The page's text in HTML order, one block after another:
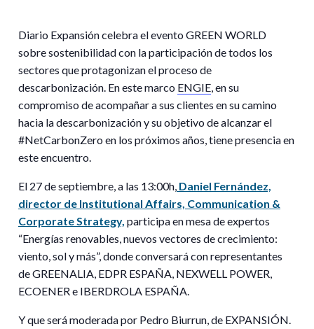
Diario Expansión celebra el evento GREEN WORLD
sobre sostenibilidad con la participación de todos los
sectores que protagonizan el proceso de
descarbonización. En este marco ENGIE, en su
compromiso de acompañar a sus clientes en su camino
hacia la descarbonización y su objetivo de alcanzar el
#NetCarbonZero en los próximos años, tiene presencia en
este encuentro.
El 27 de septiembre, a las 13:00h, Daniel Fernández,
director de Institutional Affairs, Communication &
Corporate Strategy, participa en mesa de expertos
“Energías renovables, nuevos vectores de crecimiento:
viento, sol y más”, donde conversará con representantes
de GREENALIA, EDPR ESPAÑA, NEXWELL POWER,
ECOENER e IBERDROLA ESPAÑA.
Y que será moderada por Pedro Biurrun, de EXPANSIÓN.